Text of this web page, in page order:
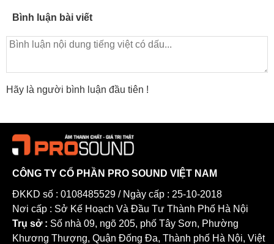
Bình luận bài viết
Hãy là người bình luận đầu tiên !
CÔNG TY CỔ PHẦN PRO SOUND VIỆT NAM
ĐKKD số : 0108485529 / Ngày cấp : 25-10-2018
Nơi cấp : Sở Kế Hoạch Và Đầu Tư Thành Phố Hà Nội
Trụ sở : Số nhà 09, ngõ 205, phố Tây Sơn, Phường
Khương Thượng, Quận Đống Đa, Thành phố Hà Nội, Việt